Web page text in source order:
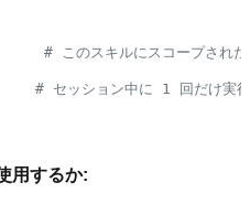
# このスキルにスコープされ
# セッション中に 1 回だけ実行
用するか: